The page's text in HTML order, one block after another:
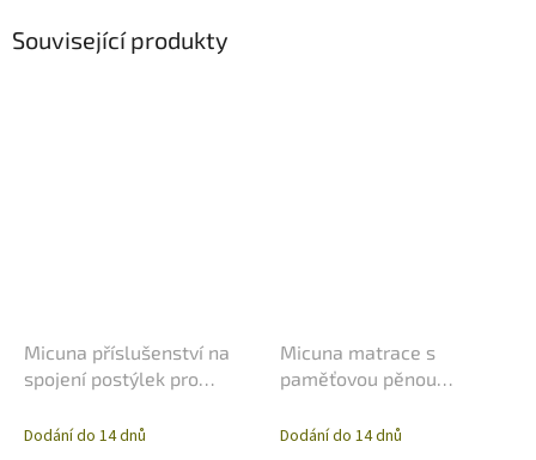
Související produkty
Micuna příslušenství na
spojení postýlek pro
Dodání do 14 dnů
Micuna matrace s
paměťovou pěnou
Dodání do 14 dnů